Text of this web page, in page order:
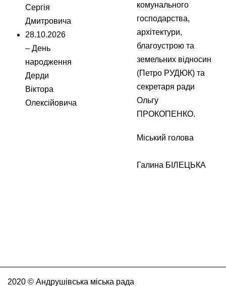
комунального
господарства,
архітектури,
благоустрою та
земельних відносин
(Петро РУДЮК) та
секретаря ради
Ольгу
ПРОКОПЕНКО.
Міський голова
Галина БІЛЕЦЬКА
Сергія
Дмитровича
28.10.2026
– День
народження
Дерди
Віктора
Олексійовича
2020 © Андрушівська міська рада